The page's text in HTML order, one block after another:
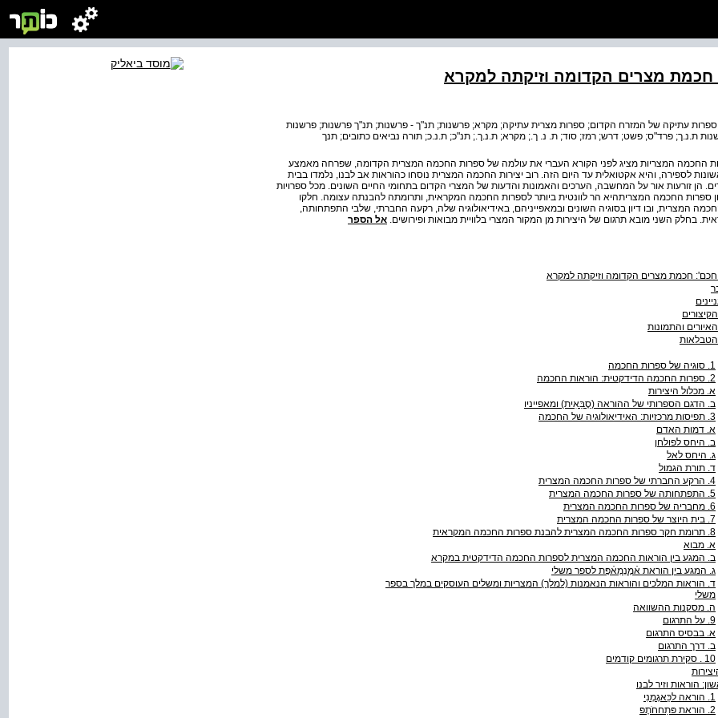
חכמת מצרים הקדומה וזיקתה למקרא
עתיקה של המזרח הקדום; ספרות מצרית עתיקה; מקרא; פרשנות; תנ"ך - פרשנות; תנ"ך פרשנות; פרשנות
ת.נ.ך; פרד"ס; פשט; דרש; רמז; סוד; ת. נ. ך.; מקרא; ת.נ.ך.; תנ"כ; ת.נ.כ; תורה נביאים כתובים; תנך
החכמה המצריות מציג לפני הקורא העברי את עולמה של ספרות החכמה המצרית הקדומה, שפרחה מאמצע
לספירה, והיא אקטואלית עד היום הזה. רוב יצירות החכמה המצרית נוסחו כהוראות אב לבנו, נלמדו בבית
הן זורעות אור על המחשבה, הערכים והאמונות והדעות של המצרי הקדום בתחומי החיים השונים. מכל ספרויות
ספרות החכמה המצריתהיא הר לוונטית ביותר לספרות החכמה המקראית, ותרומתה להבנתה עצומה. חלקו
המצרית, ובו דיון בסוגיה השונים ובמאפייניהם, באידיאולוגיה שלה, רקעה החברתי, שלבי התפתחותה,
בחלק השני מובא תרגום של היצירות מן המקור המצרי בלוויית מבואות ופירושים. אל הספר
חכם': חכמת מצרים הקדומה וזיקתה למקרא
והתמונות
1. סוגיה של ספרות החכמה
2. ספרות החכמה הדידקטית: הוראות החכמה
א. מכלול היצירות
ב. הדגם הספרותי של ההוראה (סֶבַּאִית) ומאפייניו
3. תפיסות מרכזיות: האידיאולוגיה של החכמה
א. דמות האדם
ב. היחס לפולחן
ג. היחס לאל
ד. תורת הגמול
4. הרקע החברתי של ספרות החכמה המצרית
5. התפתחותה של ספרות החכמה המצרית
6. מחבריה של ספרות החכמה המצרית
7. בית היוצר של ספרות החכמה המצרית
8. תרומת חקר ספרות החכמה המצרית להבנת ספרות החכמה המקראית
א. מבוא
ב. המגע בין הוראות החכמה המצרית לספרות החכמה הדידקטית במקרא
ג. המגע בין הוראת אֿמֶנְמְאֿפֶּת לספר משלי
ד. הוראות המלכים והוראות הנאמנות (למלך) המצריות ומשלים העוסקים במלך בספר
משלי
ה. מסקנות ההשוואה
9. על התרגום
א. בבסיס התרגום
ב. דרך התרגום
10 . סקירת תרגומים קודמים
הוראות וזיר לבנו
1. הוראה לכַּאגֶמְנִי
2. הוראת פּתַחחֹתֶפּ